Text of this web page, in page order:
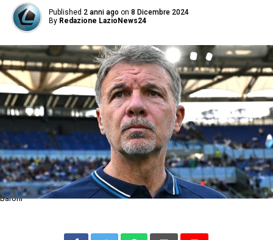
Published 2 anni ago on 8 Dicembre 2024
By Redazione LazioNews24
Baroni